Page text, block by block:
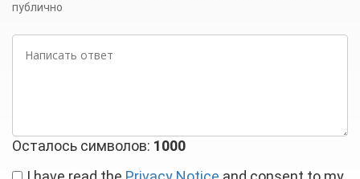
публично
ответ
Осталось символов: 1000